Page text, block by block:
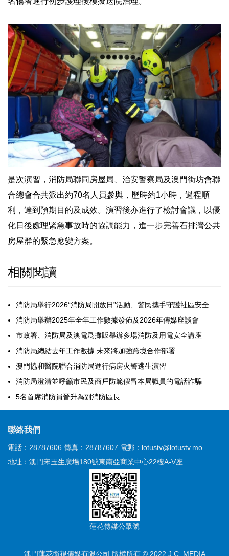
是次演習，消防局聯同房屋局、治安警察局及澳門街坊會聯
合總會合共派出約70名人員參與，歷時約1小時，過程順
利，達到預期目的及成效。演習後亦進行了檢討會議，以優
化日後處理緊急事故時的協調能力，進一步完善石排灣公共
房屋群的緊急應變方案。
相關閱讀
消防局舉行2026“消防局開放日”活動、警民攜手守護社區安全
消防局舉辦2025年全年工作數據發佈及2026年傳媒座談會
市政署、消防局及澳電爲攤販舉辦多場消防及用電安全講座
消防局總結去年工作數據 未來將加強跨境合作部署
澳門協和醫院聯合消防局進行病房火警逃生演習
消防局澄清並呼籲市民及商戶防範假冒本局職員的電話詐騙
5名首席消防員晉升為副消防區長
聯絡我們
電話：28787606 傳真：28787607 電郵：lotustv@lotustv.mo
地址：澳門宋玉生廣場180號東南亞商業中心22樓A-V座
蓮花傳媒公眾號
澳門蓮花衛視傳媒有限公司 版權所有 © 2022 J.C. MEDIA